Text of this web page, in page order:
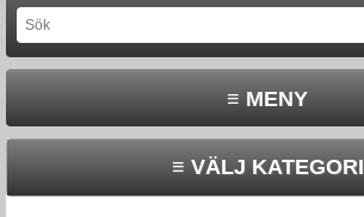
≡ MENY
≡ VÄLJ KATEGORI